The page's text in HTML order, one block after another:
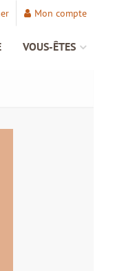
Mon compte
VOUS-ÊTES